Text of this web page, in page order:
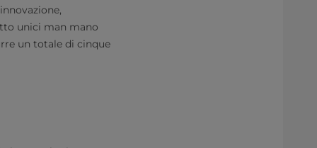
unici man mano
un totale di cinque